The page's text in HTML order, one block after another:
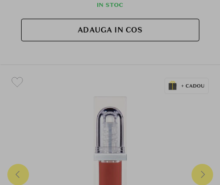
IN STOC
ADAUGA IN COS